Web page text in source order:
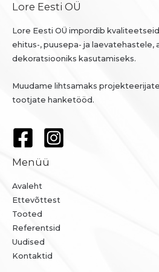
Lore Eesti OÜ
Lore Eesti OÜ impordib
ehitus-, puusepa- ja laevatehastele,
dekoratsiooniks kasutamiseks.
Muudame lihtsamaks
tootjate hanketööd.
Menüü
Avaleht
Ettevõttest
Tooted
Referentsid
Uudised
Kontaktid